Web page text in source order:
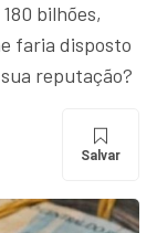
bilhões,
faria disposto
reputação?
Salvar